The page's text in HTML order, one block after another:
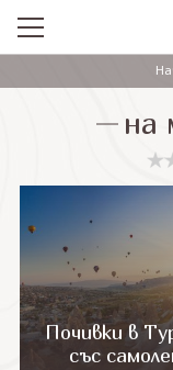
ПРОМО
EКСКУРЗИИ СЪС
САМОЛЕТНИ
ПОЧИВКИ С
ПРАЗНИЦИ
ЕКЗОТИКА
на
Почивки в
със